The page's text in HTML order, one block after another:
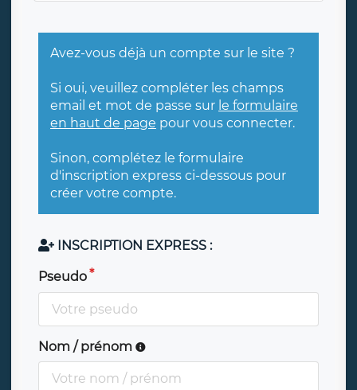
Avez-vous déjà un compte sur le site ?
Si oui, veuillez compléter les champs
email et mot de passe sur le formulaire
en haut de page pour vous connecter.
Sinon, complétez le formulaire
d'inscription express ci-dessous pour
créer votre compte.
INSCRIPTION EXPRESS :
Pseudo
Nom / prénom